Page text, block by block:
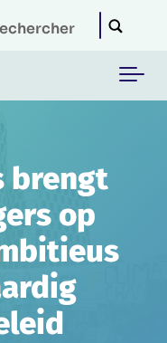
brengt
op